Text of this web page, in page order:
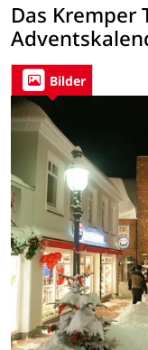
Das Kremper
Bilder